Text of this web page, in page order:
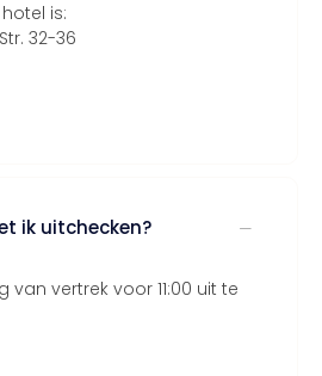
is:
32-36
ik uitchecken?
vertrek voor 11:00 uit te